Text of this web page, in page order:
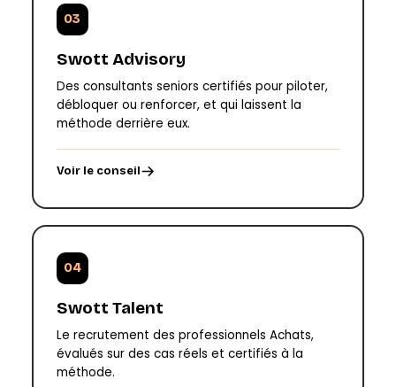
03
Swott Advisory
Des consultants seniors certifiés pour piloter,
débloquer ou renforcer, et qui laissent la
méthode derrière eux.
Voir le conseil
04
Swott Talent
Le recrutement des professionnels Achats,
évalués sur des cas réels et certifiés à la
méthode.